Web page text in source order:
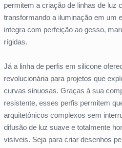
permitem a criação de linhas de luz
transformando a iluminação em um
integra com perfeição ao gesso,
rígidas.
Já a linha de perfis em silicone
revolucionária para projetos que
curvas sinuosas. Graças à sua
resistente, esses perfis permitem
arquitetônicos complexos sem
difusão de luz suave e totalmente
visíveis. Seja para criar desenhos